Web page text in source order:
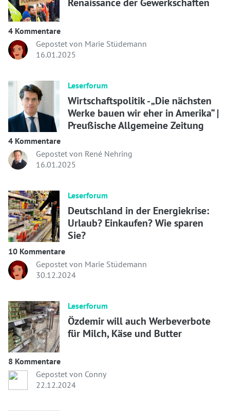
Renaissance der Gewerkschaften
4 Kommentare
Gepostet von Marie Stüdemann
16.01.2025
Leserforum
Wirtschaftspolitik - „Die nächsten
Werke bauen wir eher in Amerika“ |
Preußische Allgemeine Zeitung
4 Kommentare
Gepostet von René Nehring
16.01.2025
Leserforum
Deutschland in der Energiekrise:
Urlaub? Einkaufen? Wie sparen
Sie?
10 Kommentare
Gepostet von Marie Stüdemann
30.12.2024
Leserforum
Özdemir will auch Werbeverbote
für Milch, Käse und Butter
8 Kommentare
Gepostet von Conny
22.12.2024